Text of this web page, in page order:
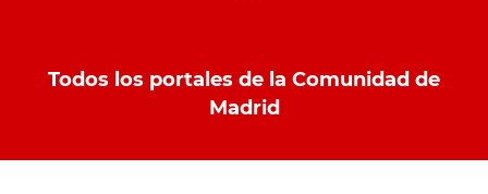
Todos los portales de la Comunidad de
Madrid